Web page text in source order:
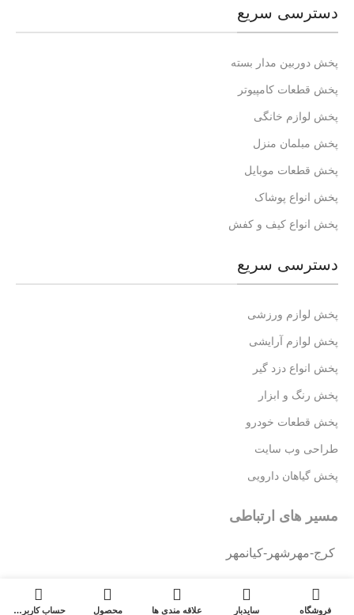
دسترسی سریع
پخش دوربین مدار بسته
پخش قطعات کامپیوتر
پخش لوازم خانگی
پخش مبلمان منزل
پخش قطعات موبایل
پخش انواع پوشاک
پخش انواع کیف و کفش
دسترسی سریع
پخش لوازم ورزشی
پخش لوازم آرایشی
پخش انواع دزد گیر
پخش رنگ و ابزار
پخش قطعات خودرو
طراحی وب سایت
پخش گیاهان دارویی
مسیر های ارتباطی
کرج-مهرشهر-کیانمهر
شماره تماس: 09192666717
فروشگاه سایدبار
0
علاقه مندی ها
0
محصول حساب کاربری من